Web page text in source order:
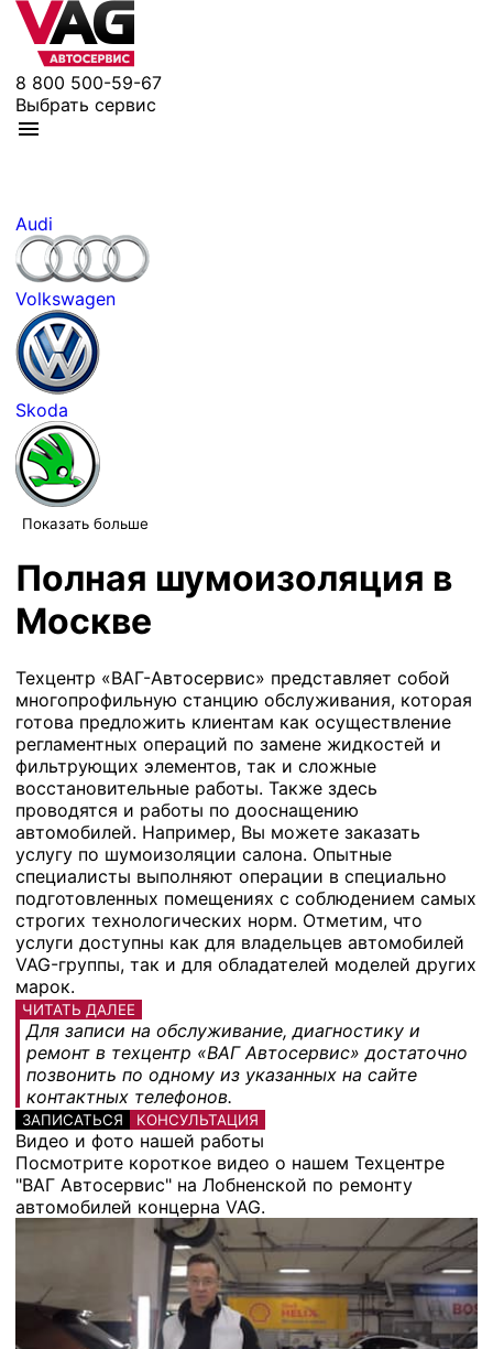
8 800 500-59-67
Выбрать сервис
Audi
Volkswagen
Skoda
Показать больше
Полная шумоизоляция в
Москве
Техцентр «ВАГ-Автосервис» представляет собой
многопрофильную станцию обслуживания, которая
готова предложить клиентам как осуществление
регламентных операций по замене жидкостей и
фильтрующих элементов, так и сложные
восстановительные работы. Также здесь
проводятся и работы по дооснащению
автомобилей. Например, Вы можете заказать
услугу по шумоизоляции салона. Опытные
специалисты выполняют операции в специально
подготовленных помещениях с соблюдением самых
строгих технологических норм. Отметим, что
услуги доступны как для владельцев автомобилей
VAG-группы, так и для обладателей моделей других
марок.
ЧИТАТЬ ДАЛЕЕ
Для записи на обслуживание, диагностику и
ремонт в техцентр «ВАГ Автосервис» достаточно
позвонить по одному из указанных на сайте
контактных телефонов.
ЗАПИСАТЬСЯ КОНСУЛЬТАЦИЯ
Видео и фото нашей работы
Посмотрите короткое видео о нашем Техцентре
"ВАГ Автосервис" на Лобненской по ремонту
автомобилей концерна VAG.